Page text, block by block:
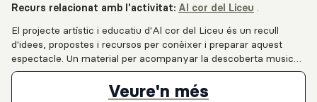
Recurs relacionat amb l'activitat: Al cor del Liceu .
El projecte artístic i educatiu d'Al cor del Liceu és un recull
d'idees, propostes i recursos per conèixer i preparar aquest
espectacle. Un material per acompanyar la descoberta musical
i per inspirar la creació de projectes interdisciplinaris.
Veure'n més